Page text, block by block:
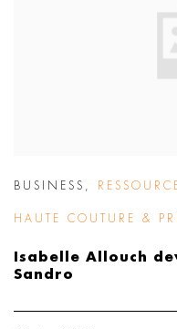
BUSINESS
HAUTE COUTURE &
Isabelle Allouch
Sandro